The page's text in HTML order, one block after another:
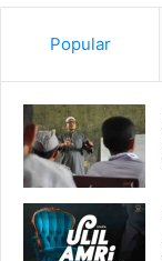
Popular